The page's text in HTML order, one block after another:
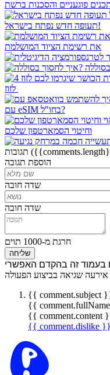
תעופה חדש נפתח בישראל!
את רשימת הציוד המושלמת
עם eSIM בחו"ל?
וחיטוי הסמארטפון שלכם
תגובות
הוספת תגובה
שדה חובה
שדה חובה
חרגת מ-1000 תוים
שליחה
בעמוד זה בהקדם האפשרי
אירעה שגיאה בביצוע הפעולה
{{ comment.subject
{{
{{ comment.content
{{ comment.dislike }}